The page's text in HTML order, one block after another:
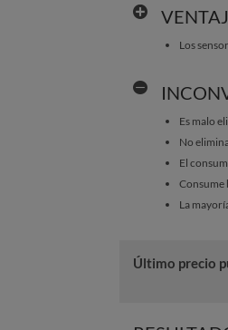
Los
Es malo
No
El
Consume
La
Último precio